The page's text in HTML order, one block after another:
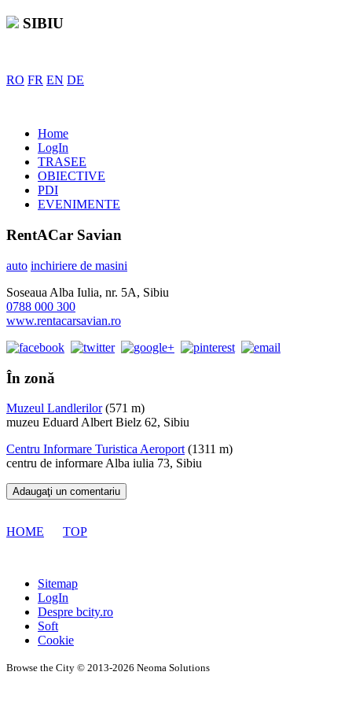
SIBIU
RO FR EN DE
Home
LogIn
TRASEE
OBIECTIVE
PDI
EVENIMENTE
RentACar Savian
auto inchiriere de masini
Soseaua Alba Iulia, nr. 5A, Sibiu
0788 000 300
www.rentacarsavian.ro
În zonă
Muzeul Landlerilor(571 m)
muzeu Eduard Albert Bielz 62, Sibiu
Centru Informare Turistica Aeroport (1311 m)
centru de informare Alba iulia 73, Sibiu
Adaugaţi un comentariu
HOME TOP
Sitemap
LogIn
Despre bcity.ro
Soft
Cookie
Browse the City © 2013-2026 Neoma Solutions